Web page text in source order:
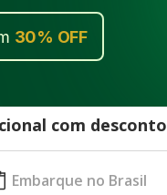
30% OFF
com desconto